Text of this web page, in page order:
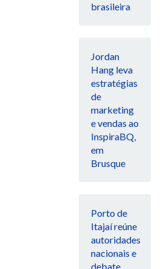
brasileira
Jordan
Hang leva
estratégias
de
marketing
e vendas ao
InspiraBQ,
em
Brusque
Porto de
Itajaí reúne
autoridades
nacionais e
debate